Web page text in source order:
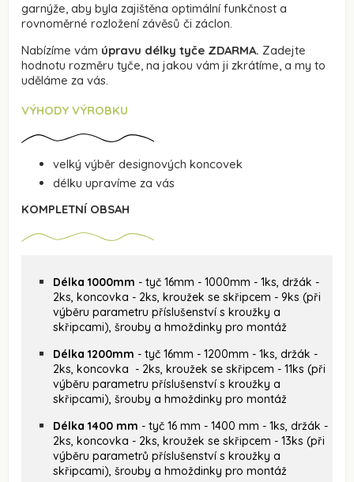
garnýže, aby byla zajištěna optimální funkčnost a
rovnoměrné rozložení závěsů či záclon.
Nabízíme vám úpravu délky tyče ZDARMA. Zadejte
hodnotu rozměru tyče, na jakou vám ji zkrátíme, a my to
uděláme za vás.
VÝHODY VÝROBKU
velký výběr designových koncovek
délku upravíme za vás
KOMPLETNÍ OBSAH
Délka 1000mm - tyč 16mm - 1000mm - 1ks, držák -
2ks, koncovka - 2ks, kroužek se skřipcem - 9ks (při
výběru parametru příslušenství s kroužky a
skřipcami), šrouby a hmoždinky pro montáž
Délka 1200mm - tyč 16mm - 1200mm - 1ks, držák -
2ks, koncovka - 2ks, kroužek se skřipcem - 11ks (při
výběru parametru příslušenství s kroužky a
skřipcami), šrouby a hmoždinky pro montáž
Délka 1400 mm - tyč 16 mm - 1400 mm - 1ks, držák -
2ks, koncovka - 2ks, kroužek se skřipcem - 13ks (při
výběru parametrů příslušenství s kroužky a
skřipcami), šrouby a hmoždinky pro montáž